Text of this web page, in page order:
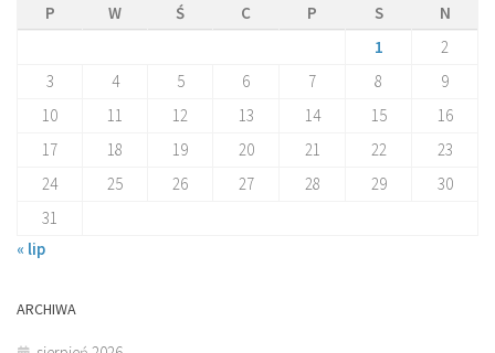
P
W Ś C P S
N
1
2
3
4 5 6 7 8
9
10
11 12 13 14 15
16
17
18 19 20 21 22
23
24
25 26 27 28 29
30
31
« lip
ARCHIWA